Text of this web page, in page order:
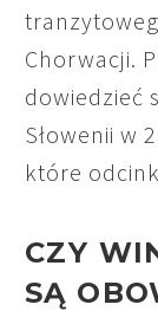
Chorwacji.
dowiedzieć
Słowenii w
które
CZY
SĄ